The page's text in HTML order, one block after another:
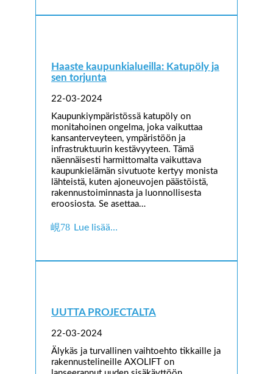
Haaste kaupunkialueilla: Katupöly ja
sen torjunta
22-03-2024
Kaupunkiympäristössä katupöly on
monitahoinen ongelma, joka vaikuttaa
kansanterveyteen, ympäristöön ja
infrastruktuurin kestävyyteen. Tämä
näennäisesti harmittomalta vaikuttava
kaupunkielämän sivutuote kertyy monista
lähteistä, kuten ajoneuvojen päästöistä,
rakennustoiminnasta ja luonnollisesta
eroosiosta. Se asettaa…
Lue lisää…
UUTTA PROJECTALTA
22-03-2024
Älykäs ja turvallinen vaihtoehto tikkaille ja
rakennustelineille AXOLIFT on